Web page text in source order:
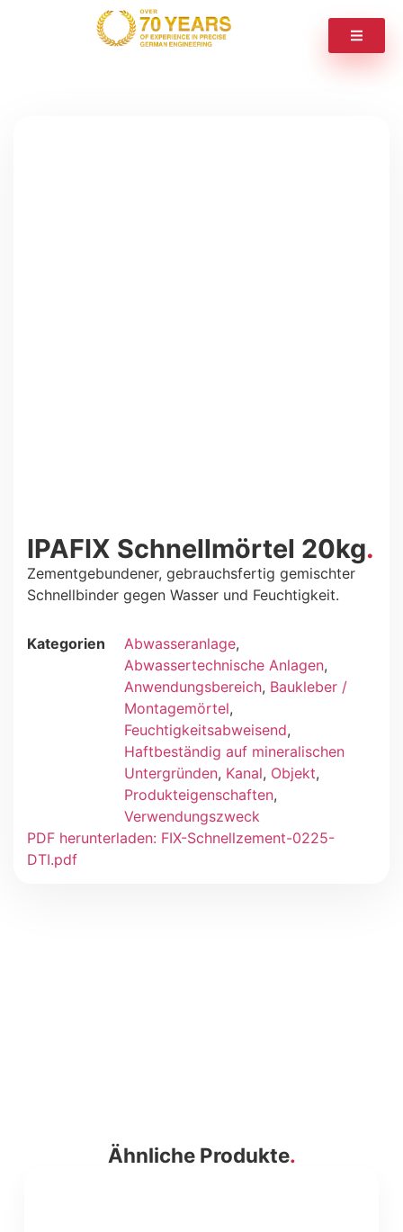
IPAFIX Schnellmörtel 20kg
Zementgebundener, gebrauchsfertig gemischter
Schnellbinder gegen Wasser und Feuchtigkeit.
Kategorien Abwasseranlage,
Abwassertechnische Anlagen,
Anwendungsbereich, Baukleber /
Montagemörtel,
Feuchtigkeitsabweisend,
Haftbeständig auf mineralischen
Untergründen, Kanal, Objekt,
Produkteigenschaften,
Verwendungszweck
PDF herunterladen: FIX-Schnellzement-0225-
DTI.pdf
Ähnliche Produkte